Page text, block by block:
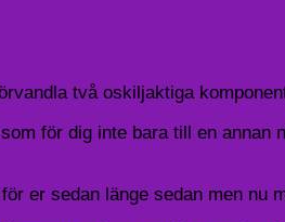
två oskiljaktiga
för dig inte bara till en
er sedan länge sedan men nu